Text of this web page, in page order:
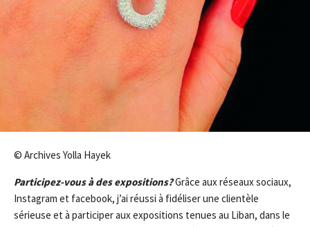
© Archives Yolla Hayek
Participez-vous à des expositions?Grâce aux réseaux sociaux,
Instagram et facebook, j’ai réussi à fidéliser une clientèle
sérieuse et à participer aux expositions tenues au Liban, dans le